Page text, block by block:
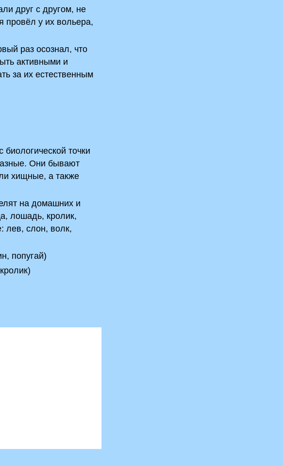
друг с другом, не
провёл у их вольера,
раз осознал, что
активными и
за их естественным
точки
Они бывают
хищные, а также
на домашних и
лошадь, кролик,
лев, слон, волк,
попугай)